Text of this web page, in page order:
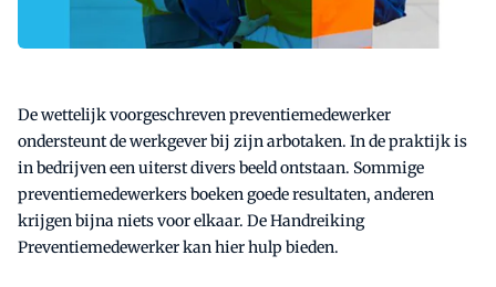
De wettelijk voorgeschreven preventiemedewerker
ondersteunt de werkgever bij zijn arbotaken. In de praktijk is
in bedrijven een uiterst divers beeld ontstaan. Sommige
preventiemedewerkers boeken goede resultaten, anderen
krijgen bijna niets voor elkaar. De Handreiking
Preventiemedewerker kan hier hulp bieden.